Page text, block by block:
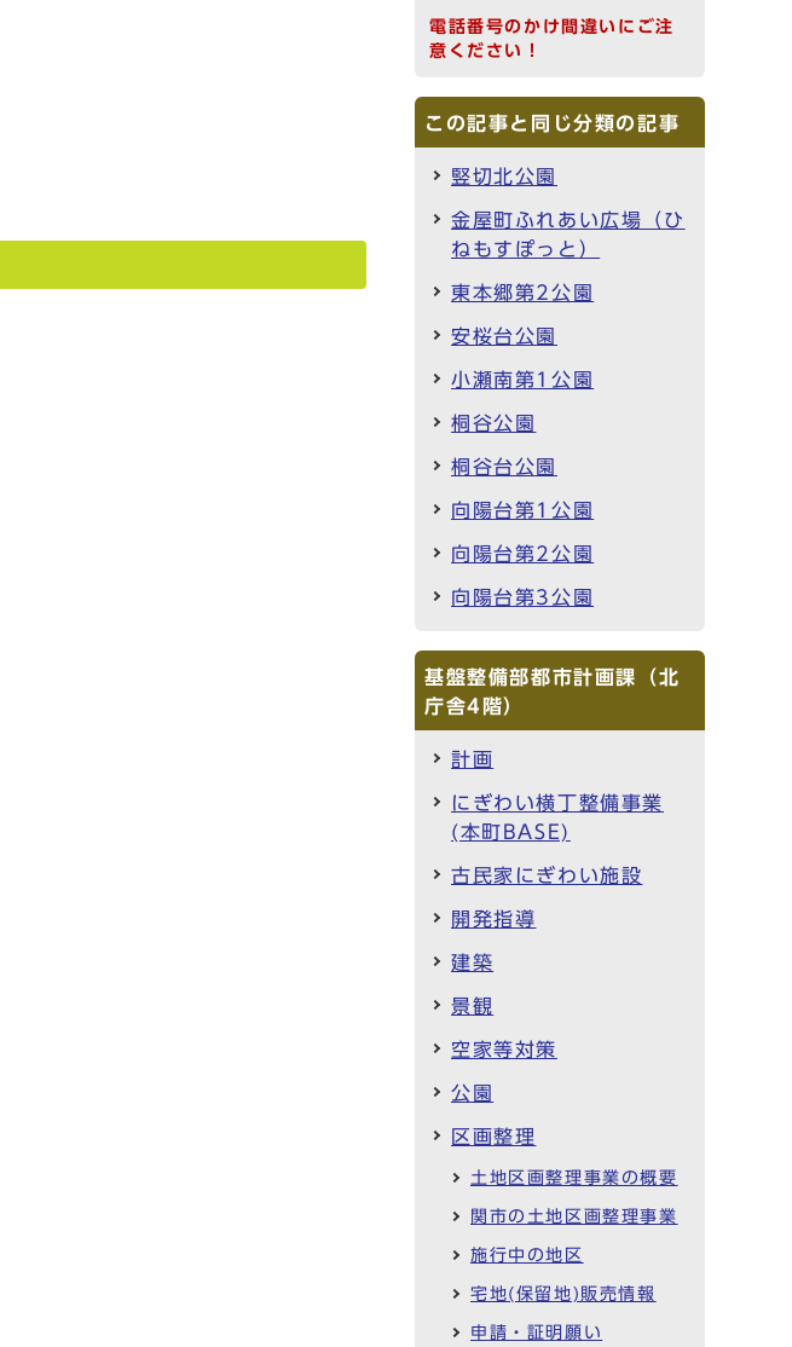
電話番号のかけ間違いにご注
意ください！
この記事と同じ分類の記事
竪切北公園
金屋町ふれあい広場（ひ
ねもすぽっと）
東本郷第2公園
安桜台公園
小瀬南第1公園
桐谷公園
桐谷台公園
向陽台第1公園
向陽台第2公園
向陽台第3公園
基盤整備部都市計画課（北
庁舎4階）
計画
にぎわい横丁整備事業
(本町BASE)
古民家にぎわい施設
開発指導
建築
景観
空家等対策
公園
区画整理
土地区画整理事業の概要
関市の土地区画整理事業
施行中の地区
宅地(保留地)販売情報
申請・証明願い